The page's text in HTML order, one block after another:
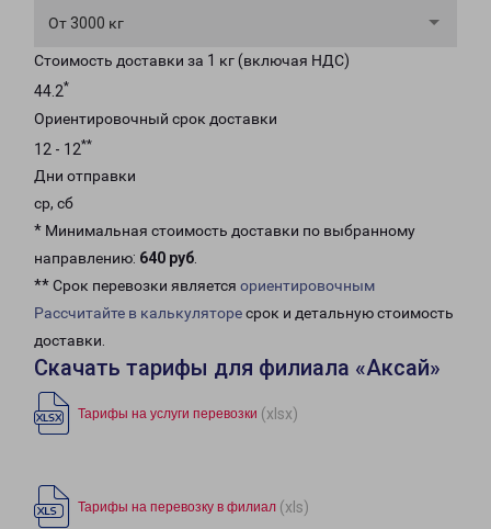
От 3000 кг
Стоимость доставки за 1 кг (включая НДС)
44.2*
Ориентировочный срок доставки
12 - 12**
Дни отправки
ср, сб
* Минимальная стоимость доставки по выбранному
направлению: 640 руб.
** Срок перевозки является ориентировочным
Рассчитайте в калькуляторесрок и детальную стоимость
доставки.
Скачать тарифы для филиала «Аксай»
Тарифы на услуги перевозки (xlsx)
Тарифы на перевозку в филиал (xls)